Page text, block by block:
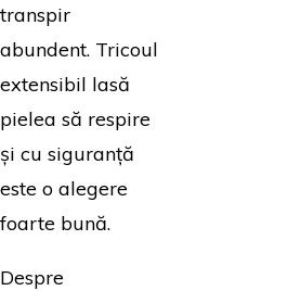
transpir
abundent. Tricoul
extensibil lasă
pielea să respire
și cu siguranță
este o alegere
foarte bună.
Despre